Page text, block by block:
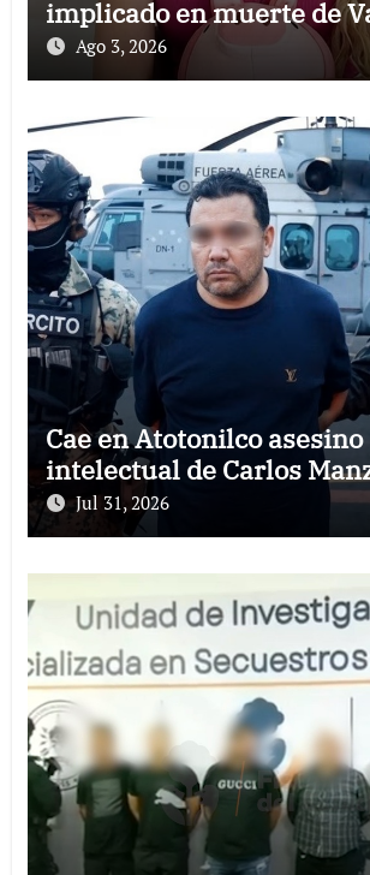
implicado en muerte de
Ago 3, 2026
Cae en Atotonilco asesino
intelectual de Carlos
Jul 31, 2026